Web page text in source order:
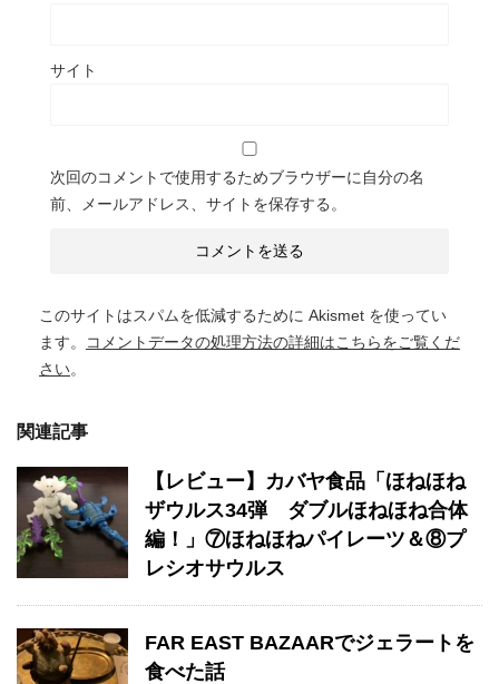
サイト
次回のコメントで使用するためブラウザーに自分の名
前、メールアドレス、サイトを保存する。
このサイトはスパムを低減するために Akismet を使ってい
ます。
コメントデータの処理方法の詳細はこちらをご覧くだ
さい。
関連記事
【レビュー】カバヤ食品「ほねほね
ザウルス34弾 ダブルほねほね合体
編！」⑦ほねほねパイレーツ＆⑧プ
レシオサウルス
FAR EAST BAZAARでジェラートを
食べた話